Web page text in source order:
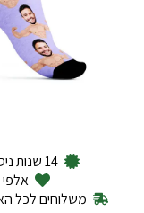
14 שנות ניסיון
אלפי
משלוחים לכל